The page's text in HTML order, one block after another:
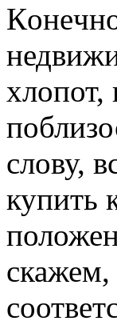
слову,
купить
скажем,